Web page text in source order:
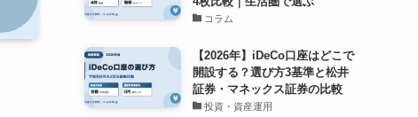
コラム
【2026年】iDeCo口座はどこで
開設する？選び方3基準と松井
証券・マネックス証券の比較
投資・資産運用